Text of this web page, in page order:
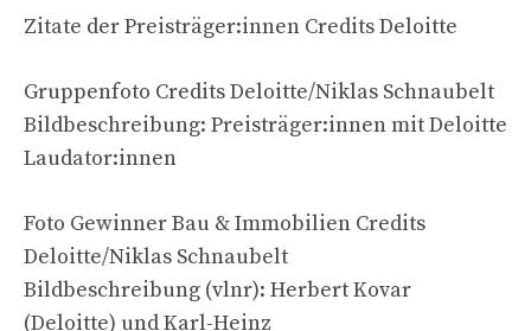
Zitate der Preisträger:innen Credits Deloitte
Gruppenfoto Credits Deloitte/Niklas Schnaubelt
Bildbeschreibung: Preisträger:innen mit Deloitte
Laudator:innen
Foto Gewinner Bau & Immobilien Credits
Deloitte/Niklas Schnaubelt
Bildbeschreibung (vlnr): Herbert Kovar
(Deloitte) und Karl-Heinz